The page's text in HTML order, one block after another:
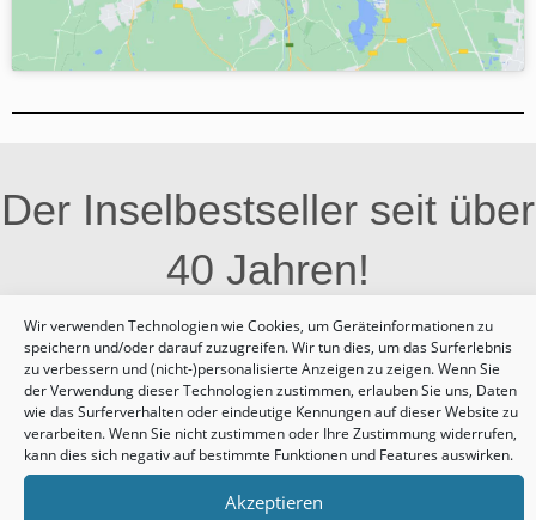
Wir verwenden Technologien wie Cookies, um Geräteinformationen zu
speichern und/oder darauf zuzugreifen. Wir tun dies, um das Surferlebnis
zu verbessern und (nicht-)personalisierte Anzeigen zu zeigen. Wenn Sie
der Verwendung dieser Technologien zustimmen, erlauben Sie uns, Daten
wie das Surferverhalten oder eindeutige Kennungen auf dieser Website zu
verarbeiten. Wenn Sie nicht zustimmen oder Ihre Zustimmung widerrufen,
kann dies sich negativ auf bestimmte Funktionen und Features auswirken.
Akzeptieren
Der Inselbestseller seit über
40 Jahren!